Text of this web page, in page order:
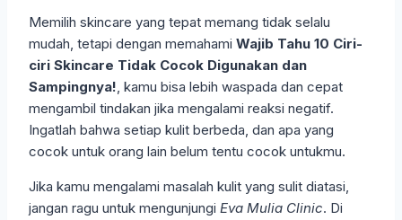
Memilih skincare yang tepat memang tidak selalu
mudah, tetapi dengan memahami Wajib Tahu 10 Ciri-
ciri Skincare Tidak Cocok Digunakan dan
Sampingnya!, kamu bisa lebih waspada dan cepat
mengambil tindakan jika mengalami reaksi negatif.
Ingatlah bahwa setiap kulit berbeda, dan apa yang
cocok untuk orang lain belum tentu cocok untukmu.
Jika kamu mengalami masalah kulit yang sulit diatasi,
jangan ragu untuk mengunjungi Eva Mulia Clinic. Di